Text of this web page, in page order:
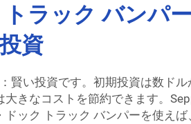
ラック バンパー
資
賢い投資です。初期投資は数ドル
大きなコストを節約できます。
ドック トラック バンパーを使え